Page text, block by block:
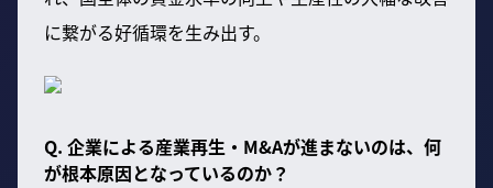
に繋がる好循環を生み出す。
Q. 企業による産業再生・M&Aが進まないのは、何
が根本原因となっているのか？